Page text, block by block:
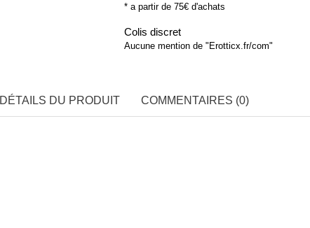
* a partir de 75€ d'achats
Colis discret
Aucune mention de "Erotticx.fr/com"
DÉTAILS DU PRODUIT COMMENTAIRES (0)